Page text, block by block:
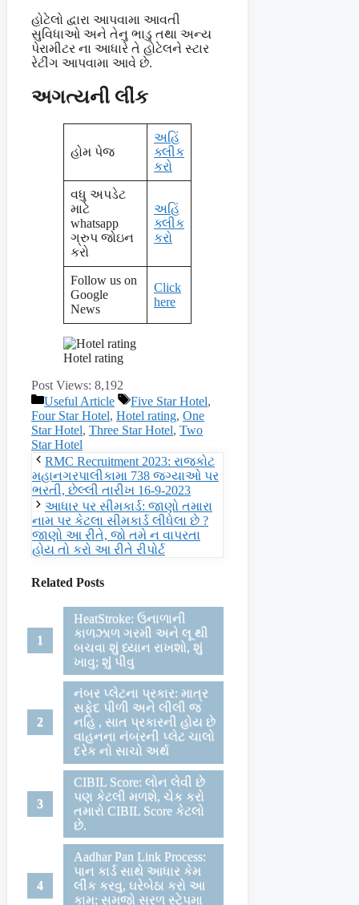
હોટેલો દ્વારા આપવામા આવતી
સુવિધાઓ અને તેનુ ભાડુ તથા અન્ય
પેરામીટર ના આધારે તે હોટેલને સ્ટાર
રેટીંગ આપવામા આવે છે.
અગત્યની લીંક
હોમ પેજ
અહિં
ક્લીક
કરો
વધુ અપડેટ
માટે
whatsapp
ગ્રુપ જોઇન
કરો
અહિં
ક્લીક
કરો
Follow us on
Google
News
Click
here
Hotel rating
Post Views: 8,192
Categories
Useful Article Tags
Five Star Hotel,
Four Star Hotel, Hotel rating, One
Star Hotel, Three Star Hotel, Two
Star Hotel
RMC Recruitment 2023: રાજકોટ
મહાનગરપાલીકામા 738 જગ્યાઓ પર
ભરતી, છેલ્લી તારીખ 16-9-2023
આધાર પર સીમકાર્ડ: જાણો તમારા
નામ પર કેટલા સીમકાર્ડ લીધેલા છે ?
જાણો આ રીતે, જો તમે ન વાપરતા
હોય તો કરો આ રીતે રીપોર્ટ
Related Posts
HeatStroke: ઉનાળાની
કાળઝાળ ગરમી અને લૂ થી
બચવા શું ધ્યાન રાખશો, શું
ખાવુ; શુંં પીવુ
નંબર પ્લેટના પ્રકાર: માત્ર
સફેદ પીળી અને લીલી જ
નહિ , સાત પ્રકારની હોય છે
વાહનના નંબરની પ્લેટ ચાલો
દરેક નો સાચો અર્થ
CIBIL Score: લોન લેવી છે
પણ કેટલી મળશે, ચેક કરો
તમારો CIBIL Score કેટલો
છે.
Aadhar Pan Link Process:
પાન કાર્ડ સાથે આધાર કેમ
લીંક કરવુ, ઘરેબેઠા કરો આ
કામ; સમજો સરળ સ્ટેપમા